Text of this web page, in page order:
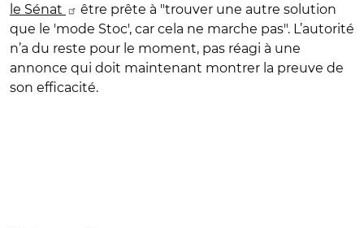
le Sénat
être prête à "trouver une autre solution
que le 'mode Stoc', car cela ne marche pas". L’autorité
n’a du reste pour le moment, pas réagi à une
annonce qui doit maintenant montrer la preuve de
son efficacité.